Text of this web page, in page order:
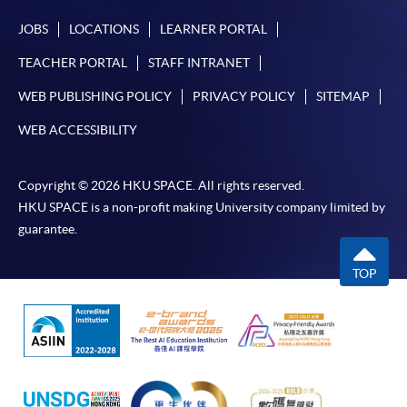
JOBS LOCATIONS LEARNER PORTAL
TEACHER PORTAL STAFF INTRANET
WEB PUBLISHING POLICY PRIVACY POLICY SITEMAP
WEB ACCESSIBILITY
Copyright © 2026 HKU SPACE. All rights reserved.
HKU SPACE is a non-profit making University company limited by
guarantee.
TOP